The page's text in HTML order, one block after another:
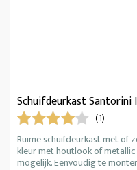
Schuifdeurkast Santorini
(1)
Ruime schuifdeurkast met of
kleur met houtlook of
mogelijk. Eenvoudig te